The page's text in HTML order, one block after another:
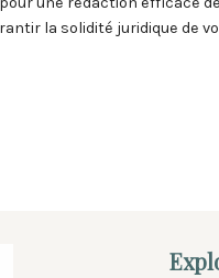
la solidité juridique de